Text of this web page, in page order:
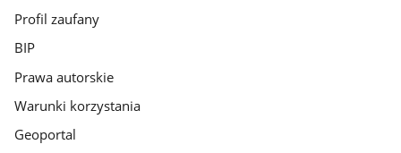
Profil zaufany
BIP
Prawa autorskie
Warunki korzystania
Geoportal